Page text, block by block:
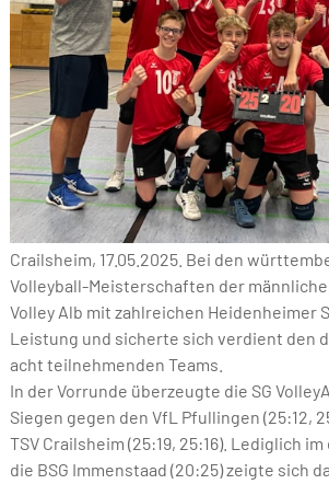
Crailsheim, 17.05.2025. Bei den
Volleyball-Meisterschaften der
Volley Alb mit zahlreichen Heidenheimer
Leistung und sicherte sich verdient den
acht teilnehmenden Teams.
In der Vorrunde überzeugte die SG
Siegen gegen den VfL Pfullingen (25:12,
TSV Crailsheim (25:19, 25:16). Lediglich
die BSG Immenstaad (20:25) zeigte sich